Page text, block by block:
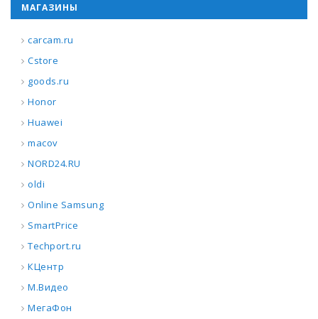
МАГАЗИНЫ
carcam.ru
Cstore
goods.ru
Honor
Huawei
macov
NORD24.RU
oldi
Online Samsung
SmartPrice
Techport.ru
КЦентр
М.Видео
МегаФон